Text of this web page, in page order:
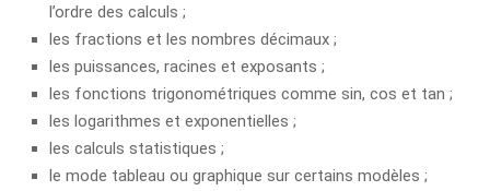
l’ordre des calculs ;
les fractions et les nombres décimaux ;
les puissances, racines et exposants ;
les fonctions trigonométriques comme sin, cos et tan ;
les logarithmes et exponentielles ;
les calculs statistiques ;
le mode tableau ou graphique sur certains modèles ;